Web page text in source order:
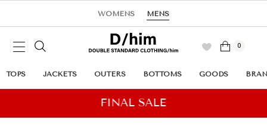
WOMENS MENS
0
TOPS JACKETS OUTERS BOTTOMS GOODS